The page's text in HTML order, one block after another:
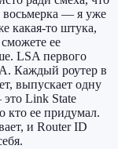
восьмерка — я уже
какая-то штука,
ее
LSA первого
Каждый роутер в
выпускает одну
Link State
кто ее придумал.
и Router ID